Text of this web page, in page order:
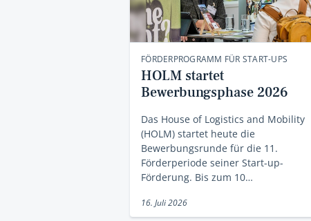
FÖRDERPROGRAMM FÜR START-UPS
HOLM startet
Bewerbungsphase 2026
Das House of Logistics and Mobility
(HOLM) startet heute die
Bewerbungsrunde für die 11.
Förderperiode seiner Start-up-
Förderung. Bis zum 10…
16. Juli 2026